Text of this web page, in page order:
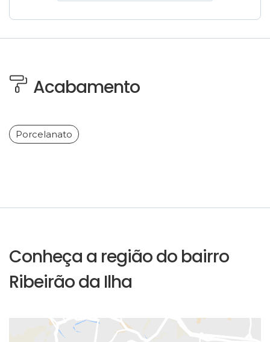
Acabamento
Porcelanato
Conheça a região do bairro
Ribeirão da Ilha